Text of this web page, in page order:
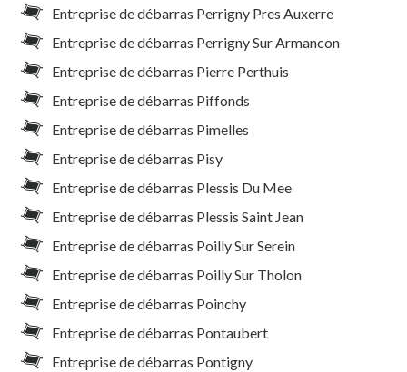
Entreprise de débarras Perrigny Pres Auxerre
Entreprise de débarras Perrigny Sur Armancon
Entreprise de débarras Pierre Perthuis
Entreprise de débarras Piffonds
Entreprise de débarras Pimelles
Entreprise de débarras Pisy
Entreprise de débarras Plessis Du Mee
Entreprise de débarras Plessis Saint Jean
Entreprise de débarras Poilly Sur Serein
Entreprise de débarras Poilly Sur Tholon
Entreprise de débarras Poinchy
Entreprise de débarras Pontaubert
Entreprise de débarras Pontigny